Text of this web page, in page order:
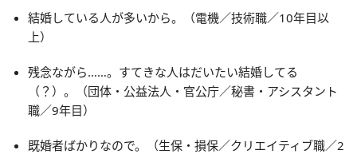
結婚している人が多いから。（電機／技術職／10年目以
上）
残念ながら……。すてきな人はだいたい結婚してる
（？）。（団体・公益法人・官公庁／秘書・アシスタント
職／9年目）
既婚者ばかりなので。（生保・損保／クリエイティブ職／2